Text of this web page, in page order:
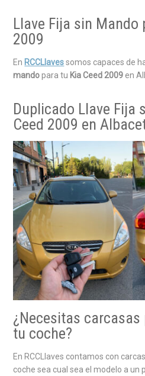
Llave Fija sin Mando
2009
En RCCLlavessomos capaces de
mandopara tu Kia Ceed 2009 en
Duplicado Llave Fija
Ceed 2009 en
¿Necesitas carcasas
tu coche?
En RCCLlaves contamos con
coche sea cual sea el modelo a un